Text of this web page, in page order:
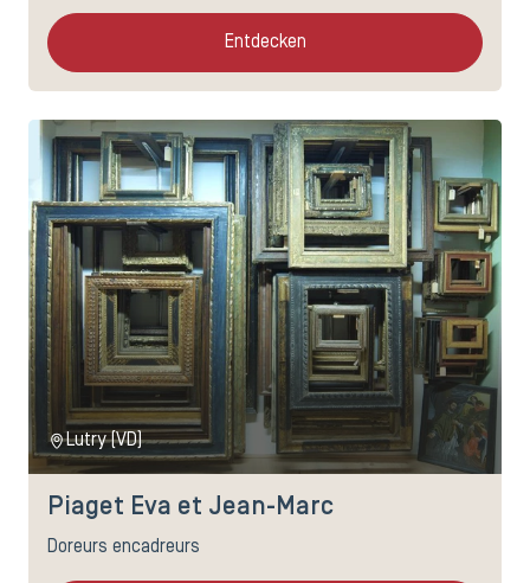
Entdecken
Lutry (VD)
Piaget Eva et Jean-Marc
Doreurs encadreurs